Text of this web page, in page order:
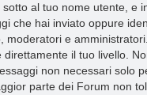
sotto al tuo nome utente, e
che hai inviato oppure
moderatori e
direttamente il tuo livello.
non necessari solo
parte dei Forum non